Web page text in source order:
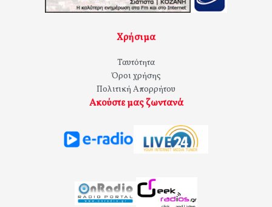
Χρήσιμα
Ταυτότητα
Όροι χρήσης
Πολιτική Απορρήτου
Ακούστε μας ζωντανά